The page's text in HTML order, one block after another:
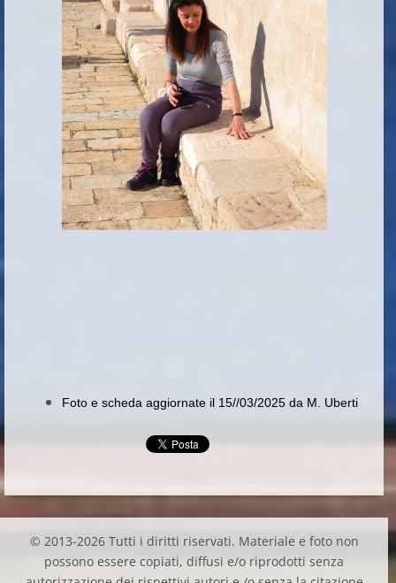
Foto e scheda aggiornate il 15//03/2025 da M. Uberti
© 2013-2026 Tutti i diritti riservati. Materiale e foto non
possono essere copiati, diffusi e/o riprodotti senza